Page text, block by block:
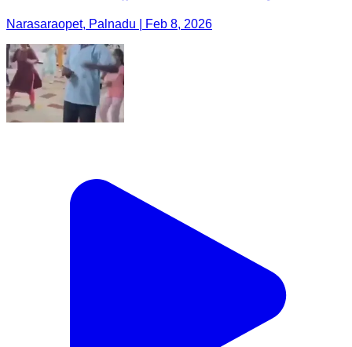
Narasaraopet, Palnadu | Feb 8, 2026